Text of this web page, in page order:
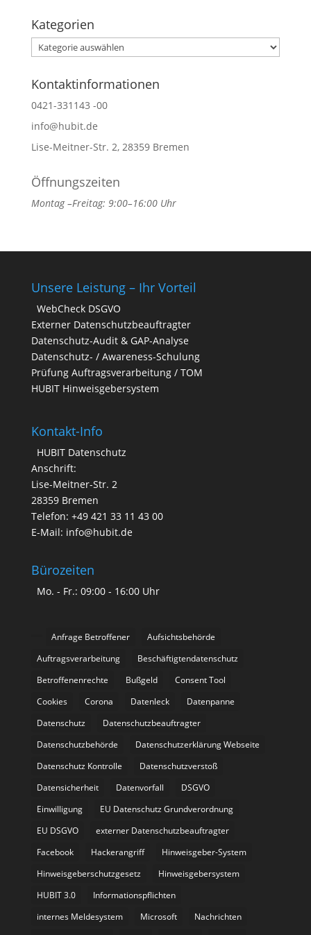
Kategorien
Kategorien
Kontaktinformationen
0421-331143 -00
info@hubit.de
Lise-Meitner-Str. 2, 28359 Bremen
Öffnungszeiten
Montag –Freitag: 9:00–16:00 Uhr
Unsere Leistung – Ihr Vorteil
WebCheck DSGVO
Externer Datenschutzbeauftragter
Datenschutz-Audit & GAP-Analyse
Datenschutz- / Awareness-Schulung
Prüfung Auftragsverarbeitung / TOM
HUBIT Hinweisgebersystem
Kontakt-Info
HUBIT Datenschutz
Anschrift:
Lise-Meitner-Str. 2
28359 Bremen
Telefon: +49 421 33 11 43 00
E-Mail: info@hubit.de
Bürozeiten
Mo. - Fr.: 09:00 - 16:00 Uhr
Anfrage Betroffener
Aufsichtsbehörde
Auftragsverarbeitung
Beschäftigtendatenschutz
Betroffenenrechte
Bußgeld
Consent Tool
Cookies
Corona Datenleck
Datenpanne
Datenschutz
Datenschutzbeauftragter
Datenschutzbehörde
Datenschutzerklärung Webseite
Datenschutz Kontrolle
Datenschutzverstoß
Datensicherheit
Datenvorfall
DSGVO
Einwilligung
EU Datenschutz Grundverordnung
EU DSGVO
externer Datenschutzbeauftragter
Facebook
Hackerangriff
Hinweisgeber-System
Hinweisgeberschutzgesetz
Hinweisgebersystem
HUBIT 3.0
Informationspflichten
internes Meldesystem
Microsoft
Nachrichten